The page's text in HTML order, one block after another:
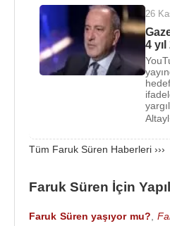
Kaynak:Biyografiler.com
26
4
Tüm Faruk Süren Haberleri ›››
Faruk Süren İçin
Faruk Süren yaşıyor mu?